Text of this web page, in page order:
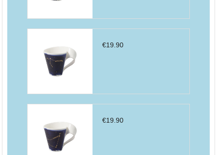
€19.90
€19.90